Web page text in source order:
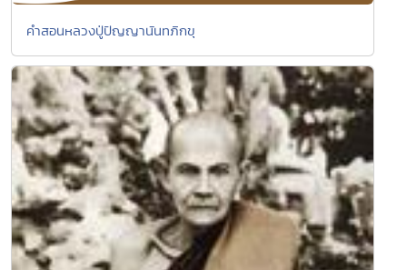
คำสอนหลวงปู่ปัญญานันทภิกขุ